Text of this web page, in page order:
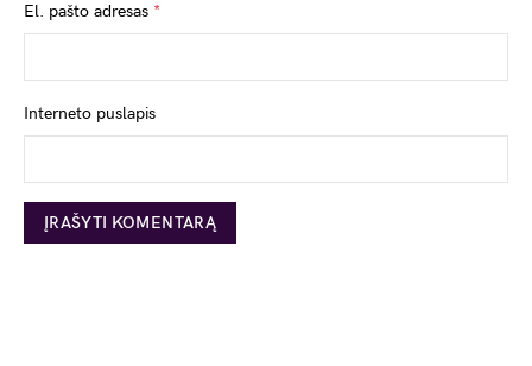
El. pašto adresas *
Interneto puslapis